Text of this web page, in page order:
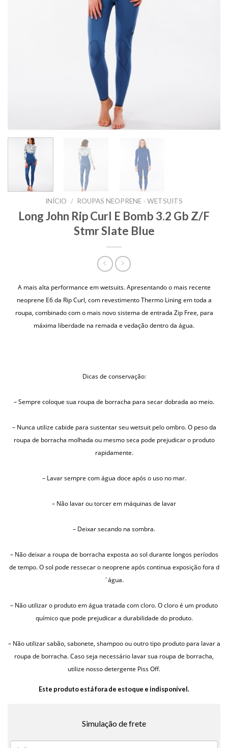
INÍCIO / ROUPAS NEOPRENE - WETSUITS
Long John Rip Curl E Bomb 3.2 Gb Z/F
Stmr Slate Blue
A mais alta performance em wetsuits. Apresentando o mais recente
neoprene E6 da Rip Curl, com revestimento Thermo Lining em toda a
roupa, combinado com o mais novo sistema de entrada Zip Free, para
máxima liberdade na remada e vedação dentro da água.
Dicas de conservação:
– Sempre coloque sua roupa de borracha para secar dobrada ao meio.
– Nunca utilize cabide para sustentar seu wetsuit pelo ombro. O peso da
roupa de borracha molhada ou mesmo seca pode prejudicar o produto
rapidamente.
– Lavar sempre com água doce após o uso no mar.
– Não lavar ou torcer em máquinas de lavar
– Deixar secando na sombra.
– Não deixar a roupa de borracha exposta ao sol durante longos períodos
de tempo. O sol pode ressecar o neoprene após continua exposição fora d
´água.
– Não utilizar o produto em água tratada com cloro. O cloro é um produto
químico que pode prejudicar a durabilidade do produto.
– Não utilizar sabão, sabonete, shampoo ou outro tipo produto para lavar a
roupa de borracha. Caso seja necessário lavar sua roupa de borracha,
utilize nosso detergente Piss Off.
Este produto está fora de estoque e indisponível.
Simulação de frete